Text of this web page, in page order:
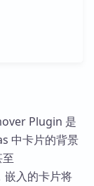
Plugin 是
中卡片的背景
入的卡片将